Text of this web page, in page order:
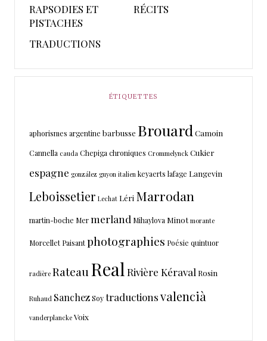
RAPSODIES ET
PISTACHES
RÉCITS
TRADUCTIONS
ÉTIQUETTES
aphorismes argentine barbusse Brouard Camoin
Cannella cauda Chepiga chroniques Crommelynck Cukier
espagne gonzález guyon italien keyaerts lafage Langevin
Leboissetier Lechat Léri Marrodan
martin-boche Mermerland Mihaylova Minot morante
Morcellet Paisantphotographies Poésie quintuor
radière Rateau Real Rivière Kéraval Rosin
Ruhaud SanchezSoytraductionsvalencià
vanderplancke Voix